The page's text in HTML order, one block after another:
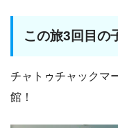
この旅3回目の
チャトゥチャックマ
館！